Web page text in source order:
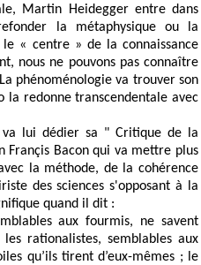
Martin Heidegger entre dans
la métaphysique ou la
« centre » de la connaissance
nous ne pouvons pas connaître
phénoménologie va trouver son
la redonne transcendentale avec
va lui dédier sa " Critique de la
Françis Bacon qui va mettre plus
la méthode, de la cohérence
des sciences s'opposant à la
quand il dit :
aux fourmis, ne savent
rationalistes, semblables aux
qu’ils tirent d’eux-mêmes ; le